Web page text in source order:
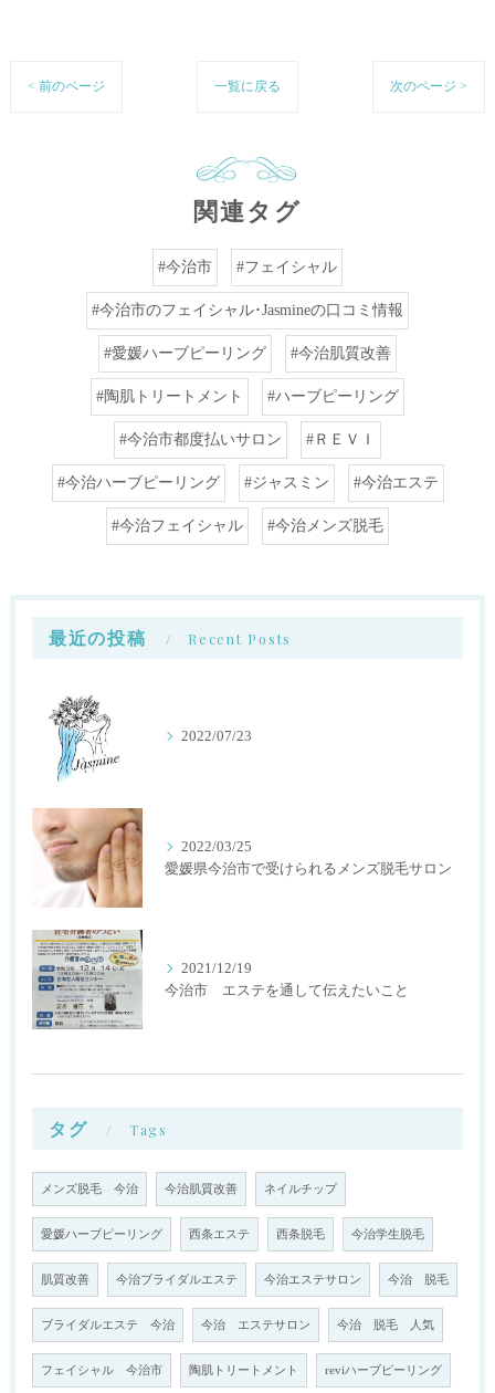
< 前のページ 一覧に戻る 次のページ >
関連タグ
#今治市 #フェイシャル
#今治市のフェイシャル･Jasmineの口コミ情報
#愛媛ハーブピーリング #今治肌質改善
#陶肌トリートメント #ハーブピーリング
#今治市都度払いサロン #ＲＥＶＩ
#今治ハーブピーリング #ジャスミン #今治エステ
#今治フェイシャル #今治メンズ脱毛
最近の投稿 Recent Posts
2022/07/23
2022/03/25
愛媛県今治市で受けられるメンズ脱毛サロン
2021/12/19
今治市 エステを通して伝えたいこと
タグ Tags
メンズ脱毛 今治 今治肌質改善 ネイルチップ
愛媛ハーブピーリング 西条エステ 西条脱毛 今治学生脱毛
肌質改善 今治ブライダルエステ 今治エステサロン 今治 脱毛
ブライダルエステ 今治 今治 エステサロン 今治 脱毛 人気
フェイシャル 今治市 陶肌トリートメント reviハーブピーリング